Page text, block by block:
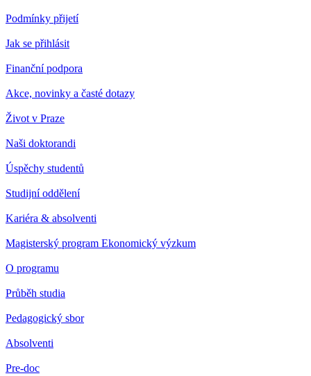
Podmínky přijetí
Jak se přihlásit
Finanční podpora
Akce, novinky a časté dotazy
Život v Praze
Naši doktorandi
Úspěchy studentů
Studijní oddělení
Kariéra & absolventi
Magisterský program Ekonomický výzkum
O programu
Průběh studia
Pedagogický sbor
Absolventi
Pre-doc